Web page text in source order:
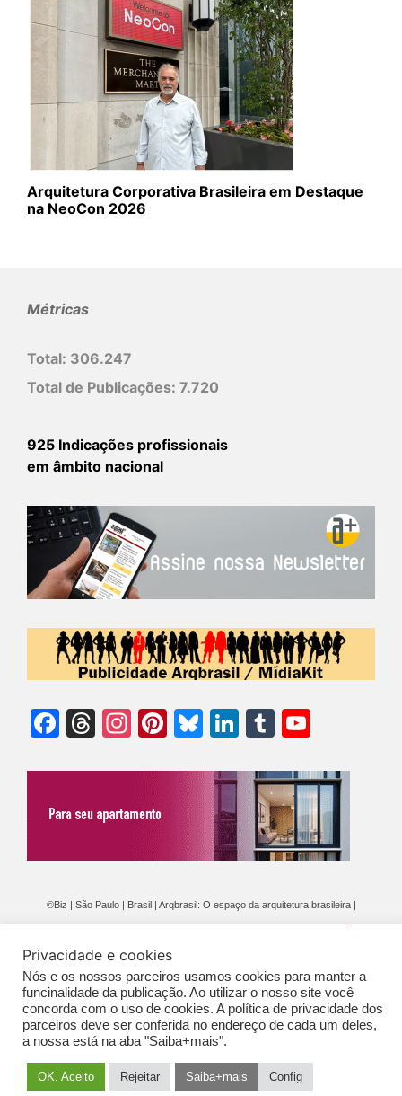
Arquitetura Corporativa Brasileira em Destaque
na NeoCon 2026
Métricas
Total: 306.247
Total de Publicações: 7.720
925 Indicações profissionais
em âmbito nacional
Facebook
Threads
Instagram
Pinterest
Bluesky
LinkedIn
Tumblr
©Biz | São Paulo | Brasil | Arqbrasil: O espaço da arquitetura brasileira |
GERAIS DE PUBLICAÇÃO (CGP
Privacidade e cookies
Nós e os nossos parceiros usamos cookies para manter a
funcinalidade da publicação. Ao utilizar o nosso site você
concorda com o uso de cookies. A política de privacidade dos
parceiros deve ser conferida no endereço de cada um deles,
a nossa está na aba "Saiba+mais".
OK. Aceito Rejeitar Saiba+mais Config